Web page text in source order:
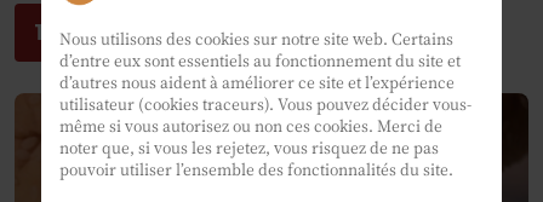
TESTEZ NOS RECETTES
Nous utilisons des cookies sur notre site web. Certains
d’entre eux sont essentiels au fonctionnement du site et
d’autres nous aident à améliorer ce site et l’expérience
utilisateur (cookies traceurs). Vous pouvez décider vous-
même si vous autorisez ou non ces cookies. Merci de
noter que, si vous les rejetez, vous risquez de ne pas
pouvoir utiliser l’ensemble des fonctionnalités du site.